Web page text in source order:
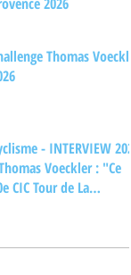
Thomas Voeckler
- INTERVIEW 2026
Voeckler : "Ce
CIC Tour de La